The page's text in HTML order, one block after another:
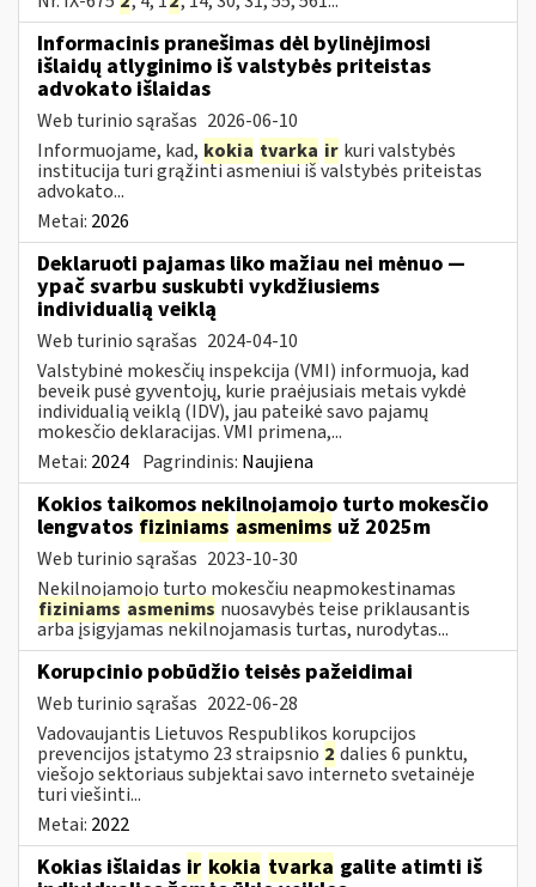
Informacinis pranešimas dėl bylinėjimosi
išlaidų atlyginimo iš valstybės priteistas
advokato išlaidas
Web turinio sąrašas 2026-06-10
Informuojame, kad, kokia tvarka ir kuri valstybės
institucija turi grąžinti asmeniui iš valstybės priteistas
advokato...
Metai: 2026
Deklaruoti pajamas liko mažiau nei mėnuo —
ypač svarbu suskubti vykdžiusiems
individualią veiklą
Web turinio sąrašas 2024-04-10
Valstybinė mokesčių inspekcija (VMI) informuoja, kad
beveik pusė gyventojų, kurie praėjusiais metais vykdė
individualią veiklą (IDV), jau pateikė savo pajamų
mokesčio deklaracijas. VMI primena,...
Metai: 2024 Pagrindinis: Naujiena
Kokios taikomos nekilnojamojo turto mokesčio
lengvatos fiziniams asmenims už 2025m
Web turinio sąrašas 2023-10-30
Nekilnojamojo turto mokesčiu neapmokestinamas
fiziniams asmenims nuosavybės teise priklausantis
arba įsigyjamas nekilnojamasis turtas, nurodytas...
Korupcinio pobūdžio teisės pažeidimai
Web turinio sąrašas 2022-06-28
Vadovaujantis Lietuvos Respublikos korupcijos
prevencijos įstatymo 23 straipsnio 2 dalies 6 punktu,
viešojo sektoriaus subjektai savo interneto svetainėje
turi viešinti...
Metai: 2022
Kokias išlaidas ir kokia tvarka galite atimti iš